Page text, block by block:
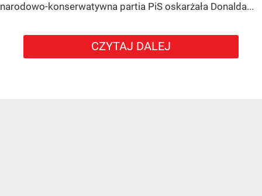
narodowo-konserwatywna partia PiS oskarżała Donalda...
CZYTAJ DALEJ